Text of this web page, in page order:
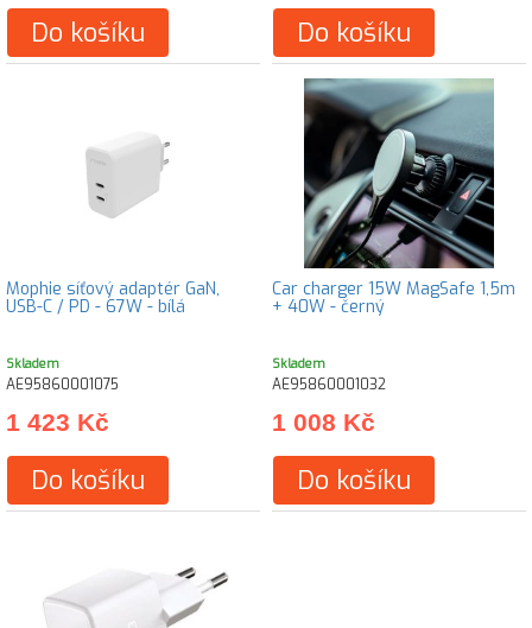
Do košíku Do košíku
Mophie síťový adaptér GaN,
USB-C / PD - 67W - bílá
Skladem
AE95860001075
1 423 Kč
Do košíku
Car charger 15W MagSafe 1,5m
+ 40W - černý
Skladem
AE95860001032
1 008 Kč
Do košíku